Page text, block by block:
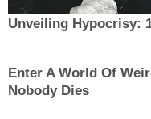
Unveiling Hypocrisy:
Enter A World Of
Nobody Dies